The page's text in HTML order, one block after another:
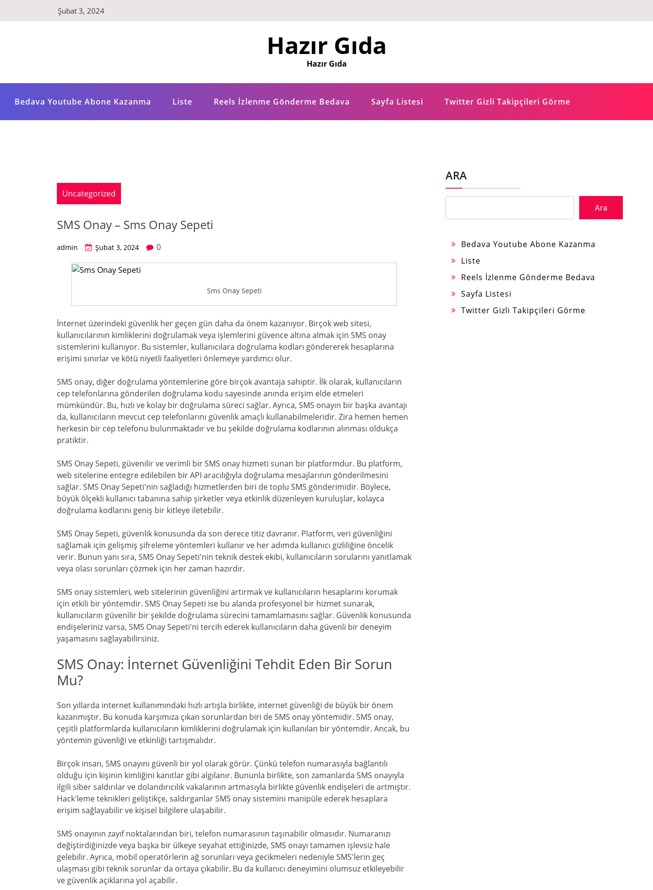
Şubat 3, 2024
Hazır Gıda
Hazır Gıda
Bedava Youtube Abone Kazanma Liste Reels İzlenme Gönderme Bedava Sayfa Listesi Twitter Gizli Takipçileri Görme
Uncategorized
SMS Onay – Sms Onay Sepeti
admin Şubat 3, 2024 0
Sms Onay Sepeti
İnternet üzerindeki güvenlik her geçen gün daha da önem kazanıyor. Birçok web sitesi,
kullanıcılarının kimliklerini doğrulamak veya işlemlerini güvence altına almak için SMS onay
sistemlerini kullanıyor. Bu sistemler, kullanıcılara doğrulama kodları göndererek hesaplarına
erişimi sınırlar ve kötü niyetli faaliyetleri önlemeye yardımcı olur.
SMS onay, diğer doğrulama yöntemlerine göre birçok avantaja sahiptir. İlk olarak, kullanıcıların
cep telefonlarına gönderilen doğrulama kodu sayesinde anında erişim elde etmeleri
mümkündür. Bu, hızlı ve kolay bir doğrulama süreci sağlar. Ayrıca, SMS onayın bir başka avantajı
da, kullanıcıların mevcut cep telefonlarını güvenlik amaçlı kullanabilmeleridir. Zira hemen hemen
herkesin bir cep telefonu bulunmaktadır ve bu şekilde doğrulama kodlarının alınması oldukça
pratiktir.
SMS Onay Sepeti, güvenilir ve verimli bir SMS onay hizmeti sunan bir platformdur. Bu platform,
web sitelerine entegre edilebilen bir API aracılığıyla doğrulama mesajlarının gönderilmesini
sağlar. SMS Onay Sepeti'nin sağladığı hizmetlerden biri de toplu SMS gönderimidir. Böylece,
büyük ölçekli kullanıcı tabanına sahip şirketler veya etkinlik düzenleyen kuruluşlar, kolayca
doğrulama kodlarını geniş bir kitleye iletebilir.
SMS Onay Sepeti, güvenlik konusunda da son derece titiz davranır. Platform, veri güvenliğini
sağlamak için gelişmiş şifreleme yöntemleri kullanır ve her adımda kullanıcı gizliliğine öncelik
verir. Bunun yanı sıra, SMS Onay Sepeti'nin teknik destek ekibi, kullanıcıların sorularını yanıtlamak
veya olası sorunları çözmek için her zaman hazırdır.
SMS onay sistemleri, web sitelerinin güvenliğini artırmak ve kullanıcıların hesaplarını korumak
için etkili bir yöntemdir. SMS Onay Sepeti ise bu alanda profesyonel bir hizmet sunarak,
kullanıcıların güvenilir bir şekilde doğrulama sürecini tamamlamasını sağlar. Güvenlik konusunda
endişeleriniz varsa, SMS Onay Sepeti'ni tercih ederek kullanıcıların daha güvenli bir deneyim
yaşamasını sağlayabilirsiniz.
SMS Onay: İnternet Güvenliğini Tehdit Eden Bir Sorun
Mu?
Son yıllarda internet kullanımındaki hızlı artışla birlikte, internet güvenliği de büyük bir önem
kazanmıştır. Bu konuda karşımıza çıkan sorunlardan biri de SMS onay yöntemidir. SMS onay,
çeşitli platformlarda kullanıcıların kimliklerini doğrulamak için kullanılan bir yöntemdir. Ancak, bu
yöntemin güvenliği ve etkinliği tartışmalıdır.
Birçok insan, SMS onayını güvenli bir yol olarak görür. Çünkü telefon numarasıyla bağlantılı
olduğu için kişinin kimliğini kanıtlar gibi algılanır. Bununla birlikte, son zamanlarda SMS onayıyla
ilgili siber saldırılar ve dolandırıcılık vakalarının artmasıyla birlikte güvenlik endişeleri de artmıştır.
Hack'leme teknikleri geliştikçe, saldırganlar SMS onay sistemini manipüle ederek hesaplara
erişim sağlayabilir ve kişisel bilgilere ulaşabilir.
SMS onayının zayıf noktalarından biri, telefon numarasının taşınabilir olmasıdır. Numaranızı
değiştirdiğinizde veya başka bir ülkeye seyahat ettiğinizde, SMS onayı tamamen işlevsiz hale
gelebilir. Ayrıca, mobil operatörlerin ağ sorunları veya gecikmeleri nedeniyle SMS'lerin geç
ulaşması gibi teknik sorunlar da ortaya çıkabilir. Bu da kullanıcı deneyimini olumsuz etkileyebilir
ve güvenlik açıklarına yol açabilir.
ARA
Ara
Bedava Youtube Abone Kazanma
Liste
Reels İzlenme Gönderme Bedava
Sayfa Listesi
Twitter Gizli Takipçileri Görme